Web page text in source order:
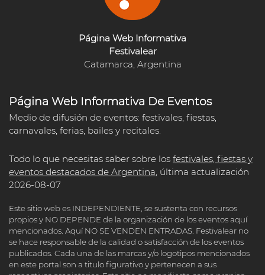
Página Web Informativa
Festivalear
Catamarca, Argentina
Página Web Informativa De Eventos
Medio de difusión de eventos: festivales, fiestas,
carnavales, ferias, bailes y recitales.
Todo lo que necesitas saber sobre los festivales, fiestas y
eventos destacados de Argentina, última actualización
2026-08-07
Este sitio web es INDEPENDIENTE, se sustenta con recursos
propios y NO DEPENDE de la organización de los eventos aquí
mencionados. Aquí NO SE VENDEN ENTRADAS. Festivalear no
se hace responsable de la calidad o satisfacción de los eventos
publicados. Cada una de las marcas y/o logotipos mencionados
en este portal son a titulo figurativo y pertenecen a sus